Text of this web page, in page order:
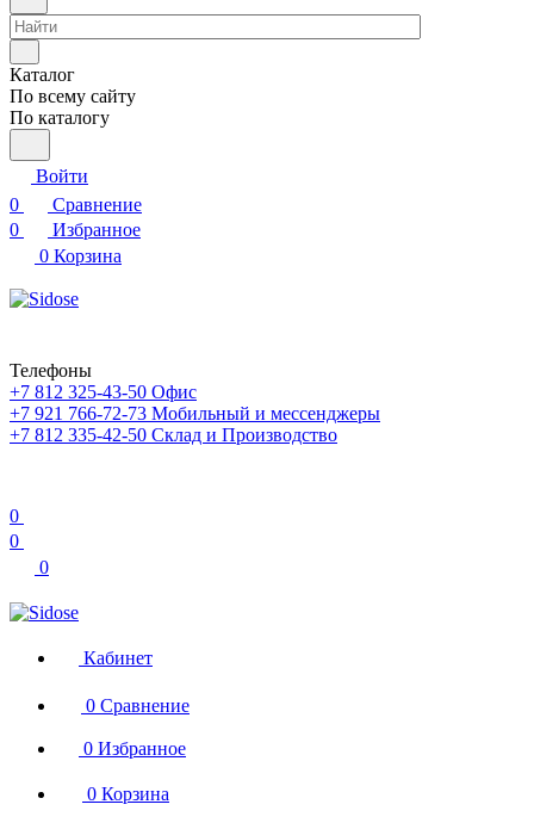
Каталог
По всему сайту
По каталогу
Войти
0
Сравнение
0
Избранное
0 Корзина
Телефоны
+7 812 325-43-50 Офис
+7 921 766-72-73 Мобильный и мессенджеры
+7 812 335-42-50 Склад и Производство
0
0
0
Кабинет
0 Сравнение
0 Избранное
0 Корзина